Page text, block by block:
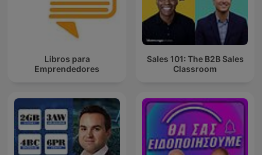
Libros para
Emprendedores
Sales 101: The B2B Sales
Classroom